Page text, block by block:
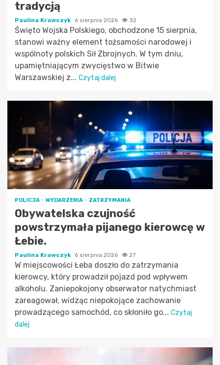
tradycją
Paulina Krawczyk 6 sierpnia 2026 32
Święto Wojska Polskiego, obchodzone 15 sierpnia,
stanowi ważny element tożsamości narodowej i
wspólnoty polskich Sił Zbrojnych. W tym dniu,
upamiętniającym zwycięstwo w Bitwie
Warszawskiej z... Czytaj dalej
POLICJA WYDARZENIA ZATRZYMANIA
Obywatelska czujność
powstrzymała pijanego kierowcę w
Łebie.
Paulina Krawczyk 6 sierpnia 2026 27
W miejscowości Łeba doszło do zatrzymania
kierowcy, który prowadził pojazd pod wpływem
alkoholu. Zaniepokojony obserwator natychmiast
zareagował, widząc niepokojące zachowanie
prowadzącego samochód, co skłoniło go... Czytaj
dalej